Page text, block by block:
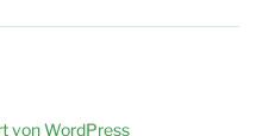
von WordPress